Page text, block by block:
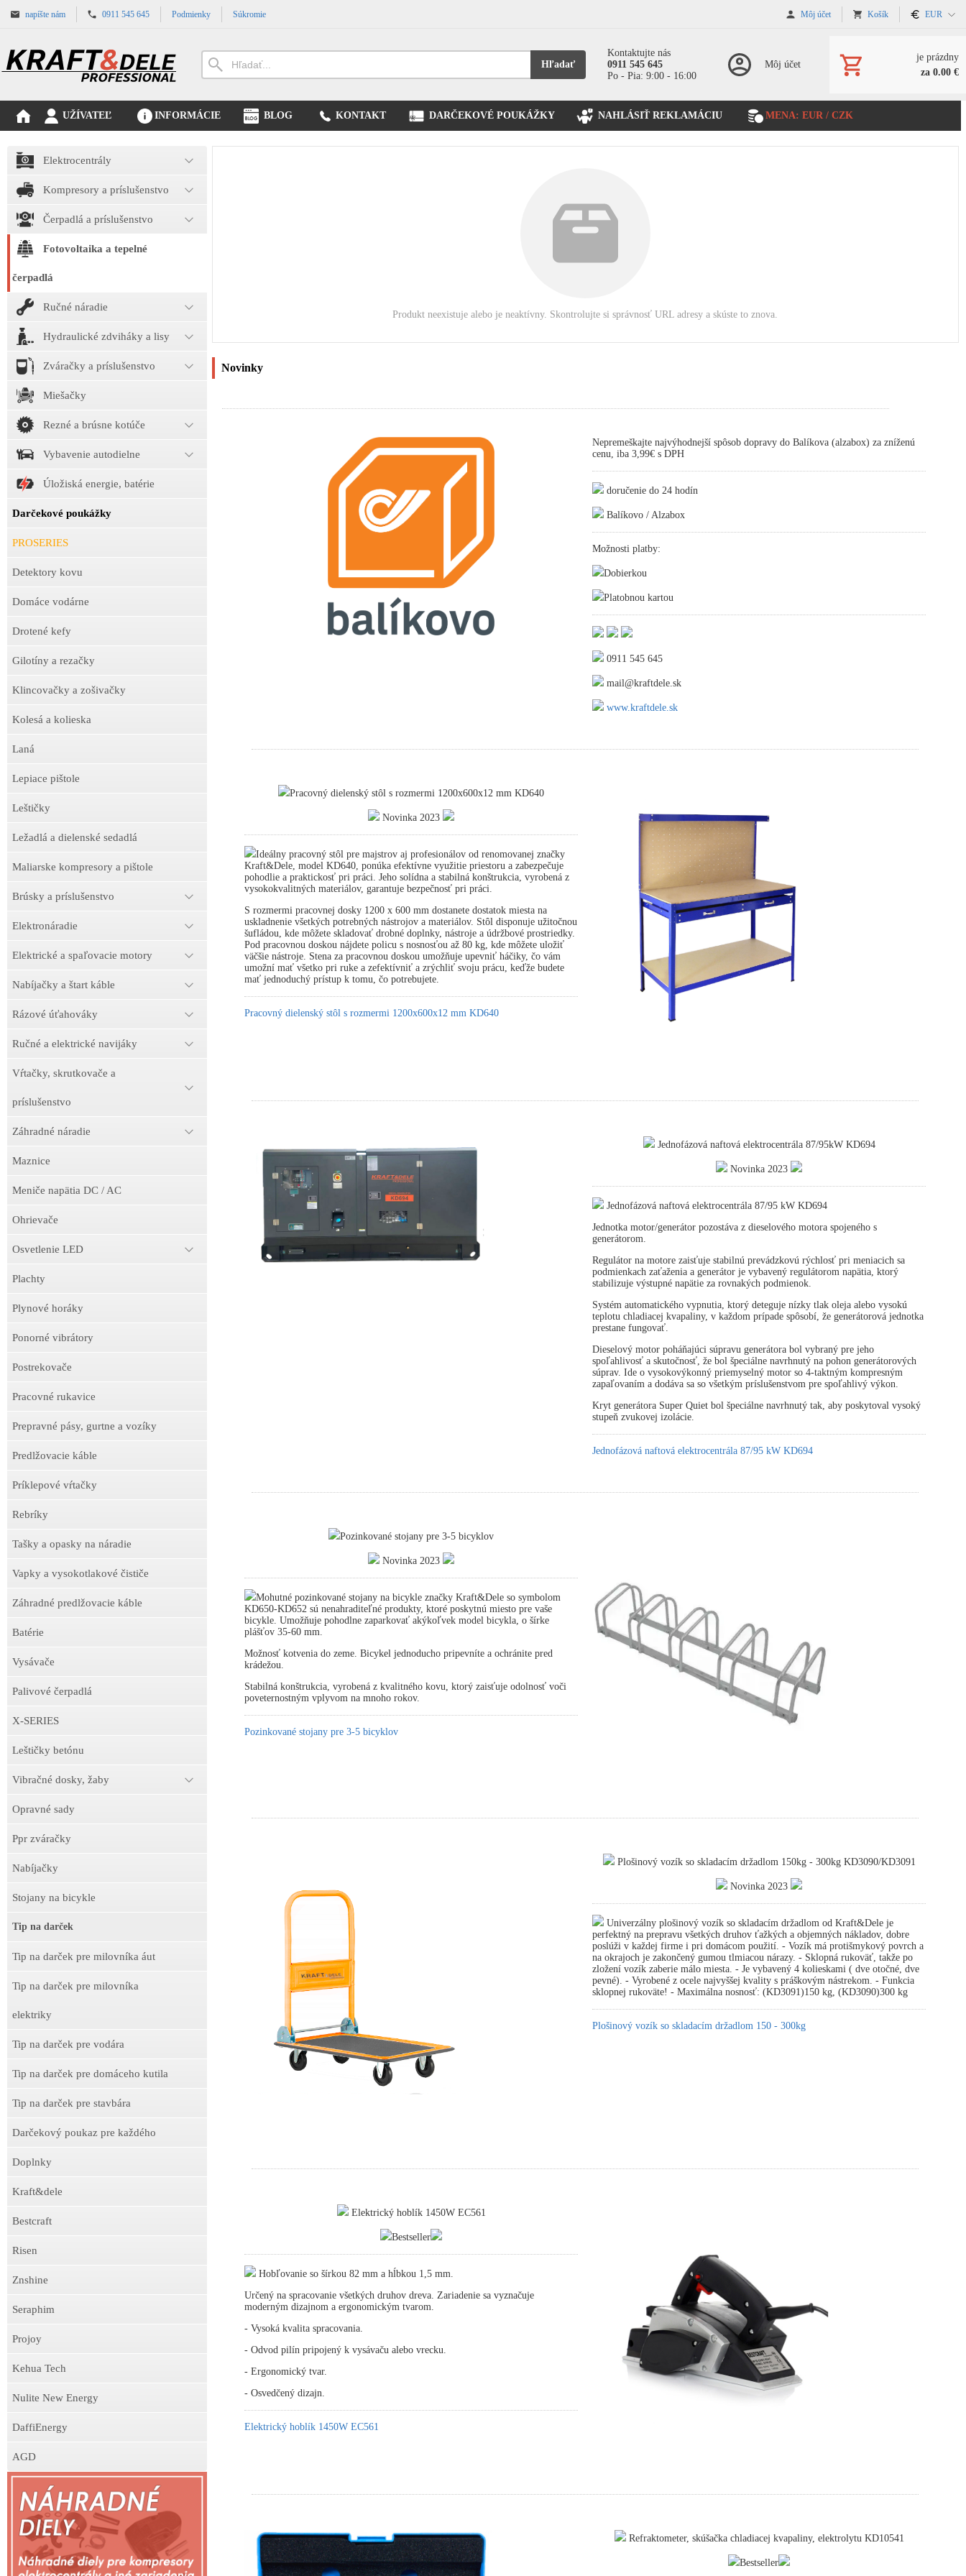
napíšte nám 0911 545 645 Podmienky Súkromie Môj účet Košík EUR
Hľadať
Kontaktujte nás
0911 545 645
Po - Pia: 9:00 - 16:00
Môj účet
je prázdny
za 0.00 €
UŽÍVATEĽ INFORMÁCIE BLOG KONTAKT DARČEKOVÉ POUKÁŽKY NAHLÁSIŤ REKLAMÁCIU MENA: EUR / CZK
Elektrocentrály
Kompresory a príslušenstvo
Čerpadlá a príslušenstvo
Fotovoltaika a tepelné
čerpadlá
Ručné náradie
Hydraulické zdviháky a lisy
Zváračky a príslušenstvo
Miešačky
Rezné a brúsne kotúče
Vybavenie autodielne
Úložiská energie, batérie
Darčekové poukážky
PROSERIES
Detektory kovu
Domáce vodárne
Drotené kefy
Gilotíny a rezačky
Klincovačky a zošivačky
Kolesá a kolieska
Laná
Lepiace pištole
Leštičky
Ležadlá a dielenské sedadlá
Maliarske kompresory a pištole
Brúsky a príslušenstvo
Elektronáradie
Elektrické a spaľovacie motory
Nabíjačky a štart káble
Rázové úťahováky
Ručné a elektrické navijáky
Vŕtačky, skrutkovače a
príslušenstvo
Záhradné náradie
Maznice
Meniče napätia DC / AC
Ohrievače
Osvetlenie LED
Plachty
Plynové horáky
Ponorné vibrátory
Postrekovače
Pracovné rukavice
Prepravné pásy, gurtne a vozíky
Predlžovacie káble
Príklepové vŕtačky
Rebríky
Tašky a opasky na náradie
Vapky a vysokotlakové čističe
Záhradné predlžovacie káble
Batérie
Vysávače
Palivové čerpadlá
X-SERIES
Leštičky betónu
Vibračné dosky, žaby
Opravné sady
Ppr zváračky
Nabíjačky
Stojany na bicykle
Tip na darček
Tip na darček pre milovníka áut
Tip na darček pre milovníka
elektriky
Tip na darček pre vodára
Tip na darček pre domáceho kutila
Tip na darček pre stavbára
Darčekový poukaz pre každého
Doplnky
Kraft&dele
Bestcraft
Risen
Znshine
Seraphim
Projoy
Kehua Tech
Nulite New Energy
DaffiEnergy
AGD
Produkt neexistuje alebo je neaktívny. Skontrolujte si správnosť URL adresy a skúste to znova.
Novinky
Nepremeškajte najvýhodnejší spôsob dopravy do Balíkova (alzabox) za zníženú
cenu, iba 3,99€ s DPH
doručenie do 24 hodín
Balíkovo / Alzabox
Možnosti platby:
Dobierkou
Platobnou kartou
0911 545 645
mail@kraftdele.sk
www.kraftdele.sk
Pracovný dielenský stôl s rozmermi 1200x600x12 mm KD640
Novinka 2023
Ideálny pracovný stôl pre majstrov aj profesionálov od renomovanej značky
Kraft&Dele, model KD640, ponúka efektívne využitie priestoru a zabezpečuje
pohodlie a praktickosť pri práci. Jeho solídna a stabilná konštrukcia, vyrobená z
vysokokvalitných materiálov, garantuje bezpečnosť pri práci.
S rozmermi pracovnej dosky 1200 x 600 mm dostanete dostatok miesta na
uskladnenie všetkých potrebných nástrojov a materiálov. Stôl disponuje užitočnou
šufládou, kde môžete skladovať drobné doplnky, nástroje a údržbové prostriedky.
Pod pracovnou doskou nájdete policu s nosnosťou až 80 kg, kde môžete uložiť
väčšie nástroje. Stena za pracovnou doskou umožňuje upevniť háčiky, čo vám
umožní mať všetko pri ruke a zefektívniť a zrýchliť svoju prácu, keďže budete
mať jednoduchý prístup k tomu, čo potrebujete.
Pracovný dielenský stôl s rozmermi 1200x600x12 mm KD640
Jednofázová naftová elektrocentrála 87/95kW KD694
Novinka 2023
Jednofázová naftová elektrocentrála 87/95 kW KD694
Jednotka motor/generátor pozostáva z dieselového motora spojeného s
generátorom.
Regulátor na motore zaisťuje stabilnú prevádzkovú rýchlosť pri meniacich sa
podmienkach zaťaženia a generátor je vybavený regulátorom napätia, ktorý
stabilizuje výstupné napätie za rovnakých podmienok.
Systém automatického vypnutia, ktorý deteguje nízky tlak oleja alebo vysokú
teplotu chladiacej kvapaliny, v každom prípade spôsobí, že generátorová jednotka
prestane fungovať.
Dieselový motor poháňajúci súpravu generátora bol vybraný pre jeho
spoľahlivosť a skutočnosť, že bol špeciálne navrhnutý na pohon generátorových
súprav. Ide o vysokovýkonný priemyselný motor so 4-taktným kompresným
zapaľovaním a dodáva sa so všetkým príslušenstvom pre spoľahlivý výkon.
Kryt generátora Super Quiet bol špeciálne navrhnutý tak, aby poskytoval vysoký
stupeň zvukovej izolácie.
Jednofázová naftová elektrocentrála 87/95 kW KD694
Pozinkované stojany pre 3-5 bicyklov
Novinka 2023
Mohutné pozinkované stojany na bicykle značky Kraft&Dele so symbolom
KD650-KD652 sú nenahraditeľné produkty, ktoré poskytnú miesto pre vaše
bicykle. Umožňuje pohodlne zaparkovať akýkoľvek model bicykla, o šírke
plášťov 35-60 mm.
Možnosť kotvenia do zeme. Bicykel jednoducho pripevníte a ochránite pred
krádežou.
Stabilná konštrukcia, vyrobená z kvalitného kovu, ktorý zaisťuje odolnosť voči
poveternostným vplyvom na mnoho rokov.
Pozinkované stojany pre 3-5 bicyklov
Plošinový vozík so skladacím držadlom 150kg - 300kg KD3090/KD3091
Novinka 2023
Univerzálny plošinový vozík so skladacím držadlom od Kraft&Dele je
perfektný na prepravu všetkých druhov ťažkých a objemných nákladov, dobre
poslúži v každej firme i pri domácom použití. - Vozík má protišmykový povrch a
na okrajoch je zakončený gumou tlmiacou nárazy. - Sklopná rukoväť, takže po
zložení vozík zaberie málo miesta. - Je vybavený 4 kolieskami ( dve otočné, dve
pevné). - Vyrobené z ocele najvyššej kvality s práškovým nástrekom. - Funkcia
sklopnej rukoväte! - Maximálna nosnosť: (KD3091)150 kg, (KD3090)300 kg
Plošinový vozík so skladacím držadlom 150 - 300kg
Elektrický hoblík 1450W EC561
Bestseller
Hobľovanie so šírkou 82 mm a hĺbkou 1,5 mm.
Určený na spracovanie všetkých druhov dreva. Zariadenie sa vyznačuje
moderným dizajnom a ergonomickým tvarom.
- Vysoká kvalita spracovania.
- Odvod pilín pripojený k vysávaču alebo vrecku.
- Ergonomický tvar.
- Osvedčený dizajn.
Elektrický hoblík 1450W EC561
Refraktometer, skúšačka chladiacej kvapaliny, elektrolytu KD10541
Bestseller